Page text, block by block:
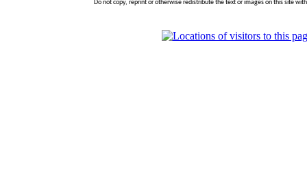
Do not copy, reprint or otherwise redistribute the text or images on this site